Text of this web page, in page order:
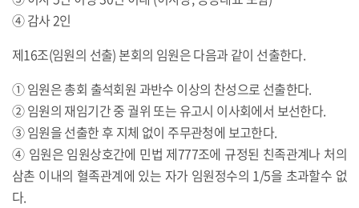
④ 감사 2인
제16조(임원의 선출) 본회의 임원은 다음과 같이 선출한다.
① 임원은 총회 출석회원 과반수 이상의 찬성으로 선출한다.
② 임원의 재임기간 중 궐위 또는 유고시 이사회에서 보선한다.
③ 임원을 선출한 후 지체 없이 주무관청에 보고한다.
④ 임원은 임원상호간에 민법 제777조에 규정된 친족관계나 처의
삼촌 이내의 혈족관계에 있는 자가 임원정수의 1/5을 초과할수 없
다.